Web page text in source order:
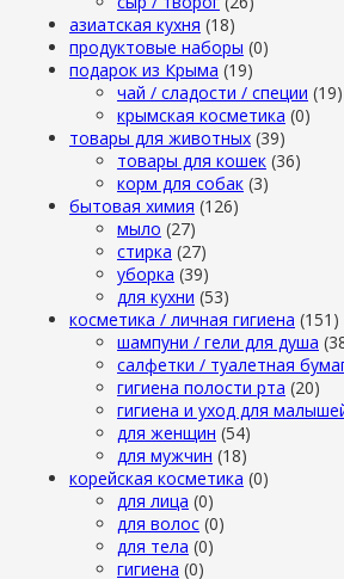
азиатская кухня (18)
продуктовые наборы (0)
подарок из Крыма (19)
чай / сладости / специи (19)
крымская косметика (0)
товары для животных (39)
товары для кошек (36)
корм для собак (3)
бытовая химия (126)
мыло (27)
стирка (27)
уборка (39)
для кухни (53)
косметика / личная гигиена (151)
шампуни / гели для душа
салфетки / туалетная
гигиена полости рта (20)
гигиена и уход для
для женщин (54)
для мужчин (18)
корейская косметика (0)
для лица (0)
для волос (0)
для тела (0)
гигиена (0)